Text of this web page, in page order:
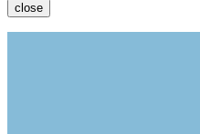
close